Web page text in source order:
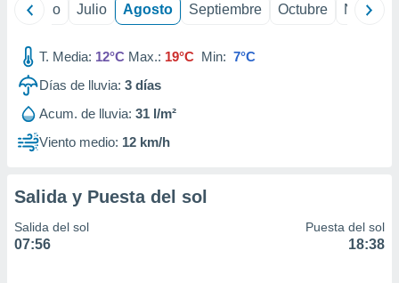
1199
Junio Julio Agosto Septiembre Octubre
T. Media: 12°C Max.: 19°C Min: 7°C
Días de lluvia: 3 días
Acum. de lluvia: 31 l/m²
Viento medio: 12 km/h
Salida y Puesta del sol
Salida del sol
07:56
Puesta del sol
18:38